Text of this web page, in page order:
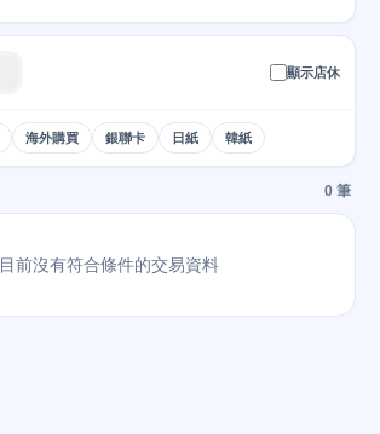
顯示店休
海外購買 銀聯卡 日紙 韓紙
0 筆
目前沒有符合條件的交易資料